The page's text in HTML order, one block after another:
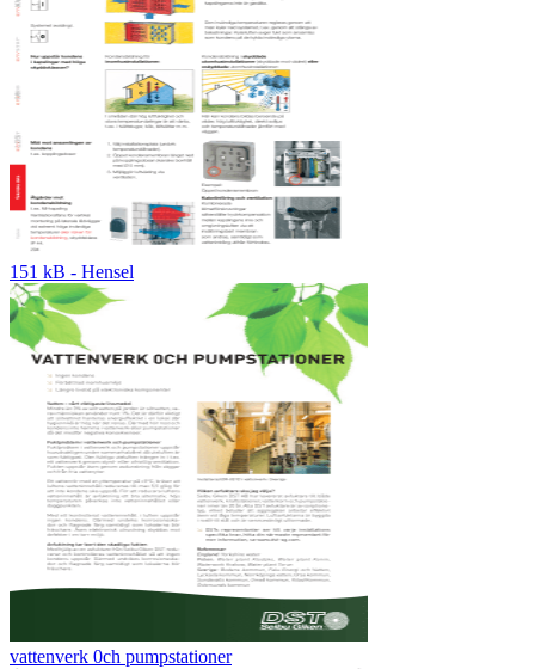
151 kB - Hensel
vattenverk 0ch pumpstationer